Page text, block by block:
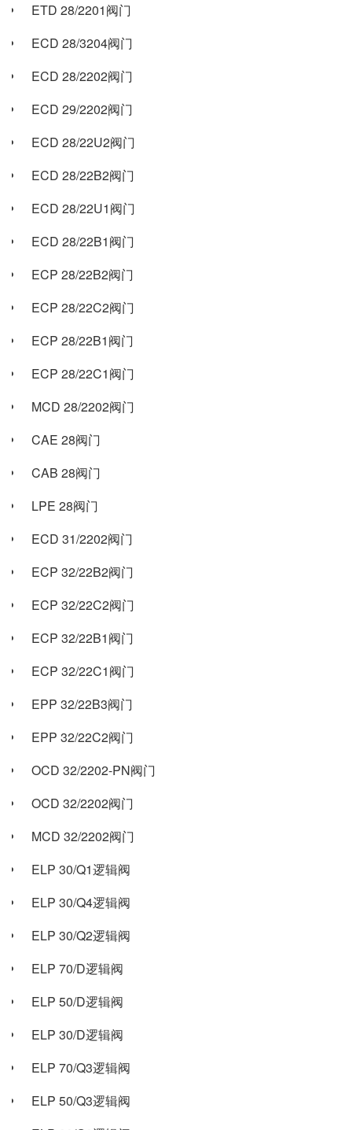
ETD 28/2201阀门
ECD 28/3204阀门
ECD 28/2202阀门
ECD 29/2202阀门
ECD 28/22U2阀门
ECD 28/22B2阀门
ECD 28/22U1阀门
ECD 28/22B1阀门
ECP 28/22B2阀门
ECP 28/22C2阀门
ECP 28/22B1阀门
ECP 28/22C1阀门
MCD 28/2202阀门
CAE 28阀门
CAB 28阀门
LPE 28阀门
ECD 31/2202阀门
ECP 32/22B2阀门
ECP 32/22C2阀门
ECP 32/22B1阀门
ECP 32/22C1阀门
EPP 32/22B3阀门
EPP 32/22C2阀门
OCD 32/2202-PN阀门
OCD 32/2202阀门
MCD 32/2202阀门
ELP 30/Q1逻辑阀
ELP 30/Q4逻辑阀
ELP 30/Q2逻辑阀
ELP 70/D逻辑阀
ELP 50/D逻辑阀
ELP 30/D逻辑阀
ELP 70/Q3逻辑阀
ELP 50/Q3逻辑阀